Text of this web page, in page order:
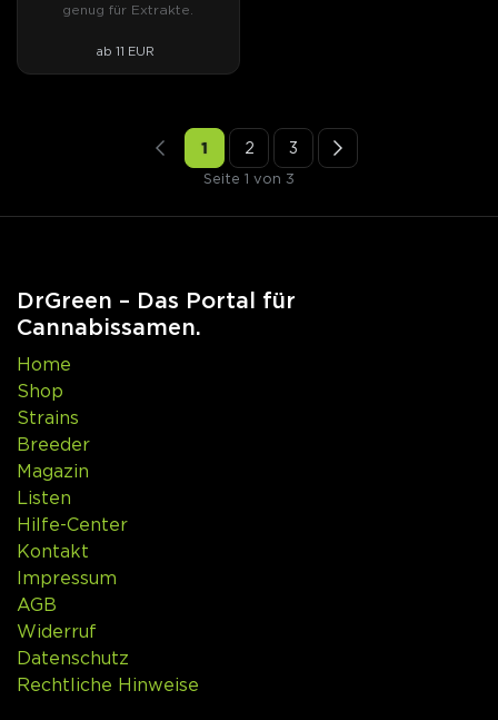
genug für Extrakte.
ab 11 EUR
1 2 3
Seite 1 von 3
DrGreen – Das Portal für
Cannabissamen.
Home
Shop
Strains
Breeder
Magazin
Listen
Hilfe-Center
Kontakt
Impressum
AGB
Widerruf
Datenschutz
Rechtliche Hinweise